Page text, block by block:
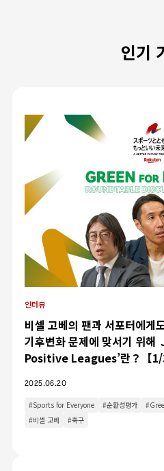
인기
인터뷰
비셀 고베의 팬과 서포터에게
기후변화 문제에 맞서기 위해
Positive Leagues’란？【1/
2025.06.20
#Sports for Everyone #순환성평가
#비셀 고베
#축구